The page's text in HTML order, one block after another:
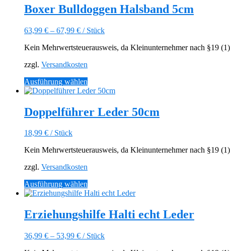
Boxer Bulldoggen Halsband 5cm
63,99 € – 67,99 € / Stück
Kein Mehrwertsteuerausweis, da Kleinunternehmer nach §19
zzgl. Versandkosten
Ausführung wählen
Produkt
mehrere
Varianten
können
der
Produktseite
gewählt
werden
Doppelführer Leder 50cm
18,99 € / Stück
Kein Mehrwertsteuerausweis, da Kleinunternehmer nach §19
zzgl. Versandkosten
Ausführung wählen
Produkt
mehrere
Varianten
Die
Erziehungshilfe Halti echt Leder
36,99 € – 53,99 € / Stück